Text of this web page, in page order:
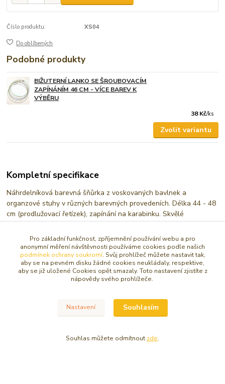
Číslo produktu: XS04
Do oblíbených
Podobné produkty
BIŽUTERNÍ LANKO SE ŠROUBOVACÍM
ZAPÍNÁNÍM 46 CM - VÍCE BAREV K
VÝBĚRU
38 Kč/ks
Zvolit variantu
Kompletní specifikace
Náhrdelníková barevná šňůrka z voskovaných bavlnek a
organzové stuhy v různých barevných provedeních. Délka 44 - 48
cm (prodlužovací řetízek), zapínání na karabinku. Skvělé
k zavěšení různých přívěsků, či amuletů.
Zboží zařazeno v kategoriích
ŘETÍZKY, ŠŇŮRKY, KŮŽE, LANKA
Pro základní funkčnost, zpříjemnění používání webu a pro
anonymní měření návštěvnosti používáme cookies podle našich
podmínek ochrany soukromí. Svůj prohlížeč můžete nastavit tak,
aby se na pevném disku žádné cookies neukládaly, respektive,
aby se již uložené Cookies opět smazaly. Toto nastavení zjistíte z
nápovědy svého prohlížeče.
Nastavení Souhlasím
Souhlas můžete odmítnout zde.